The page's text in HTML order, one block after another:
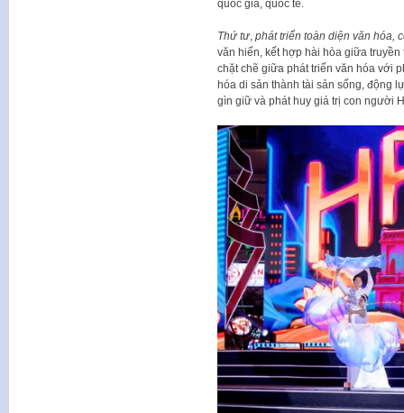
quốc gia, quốc tế.
Thứ tư, phát triển toàn diện văn hóa,
văn hiến, kết hợp hài hòa giữa
chặt chẽ giữa phát triển văn hóa với
hóa di sản thành tài sản sống, động
gìn giữ và phát huy giá trị con người